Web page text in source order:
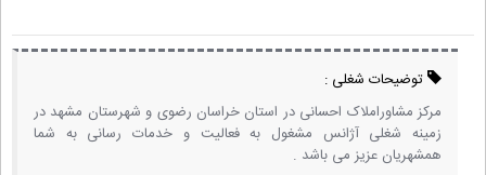
توضیحات شغلی :
مرکز مشاوراملاک احسانی در استان خراسان رضوی و شهرستان مشهد در
زمینه شغلی آژانس مشغول به فعالیت و خدمات رسانی به شما
همشهریان عزیز می باشد .